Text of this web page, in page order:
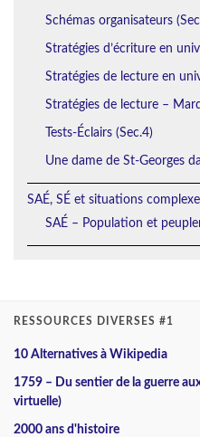
Schémas organisateurs
Stratégies d’écriture en
Stratégies de lecture en
Stratégies de lecture –
Tests-Éclairs (Sec.4)
Une dame de St-Georges
SAÉ, SÉ et situations
SAÉ – Population et
RESSOURCES DIVERSES #1
10 Alternatives à Wikipedia
1759 – Du sentier de la guerre
virtuelle)
2000 ans d'histoire